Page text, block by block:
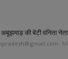
अबूझमाड़ की बेटी वनिता